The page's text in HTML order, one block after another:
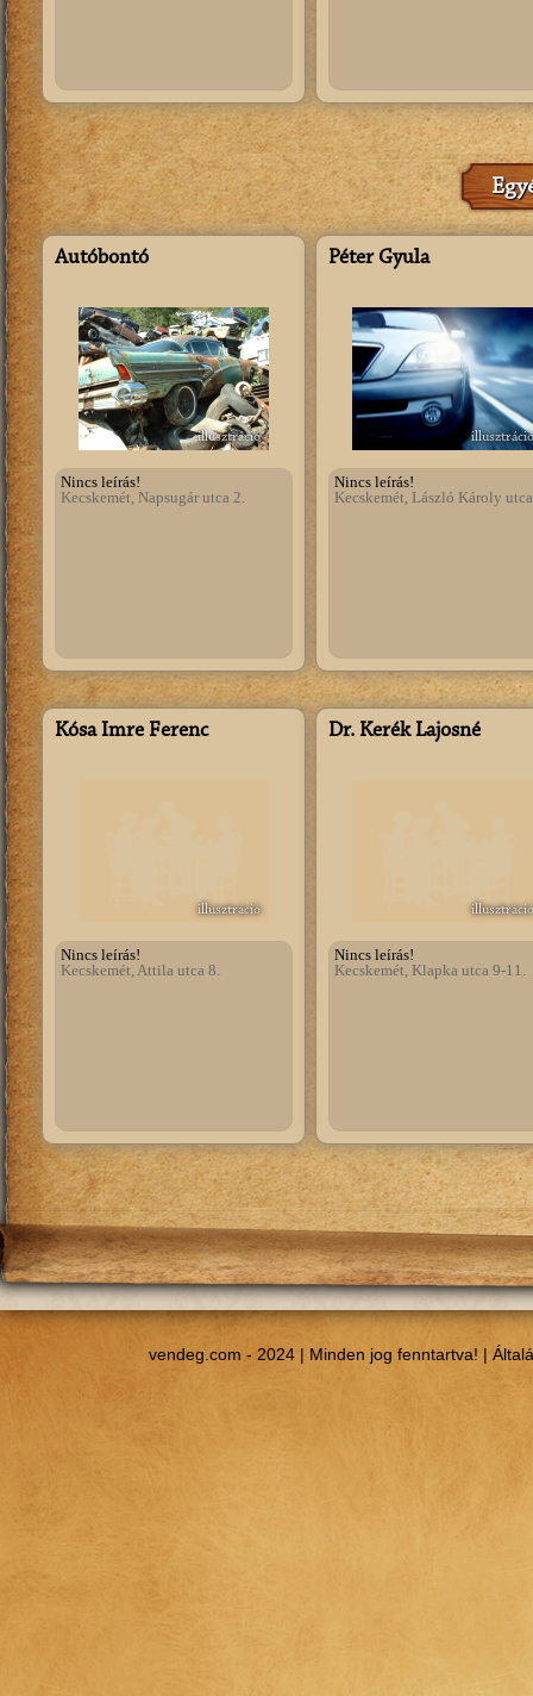
Autóbontó
illusztráció
Nincs leírás!
Kecskemét, Napsugár utca 2.
Péter Gyula
illusztráció
Nincs leírás!
Kecskemét, László Károly
Kósa Imre Ferenc
illusztráció
Nincs leírás!
Kecskemét, Attila utca 8.
Dr. Kerék Lajosné
illusztráció
Nincs leírás!
Kecskemét, Klapka utca 9-11.
vendeg.com - 2024 | Minden jog fenntartva! |